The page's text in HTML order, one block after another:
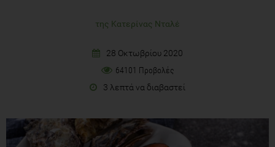
της Κατερίνας Νταλέ
28 Οκτωβρίου 2020
64101 Προβολές
3 λεπτά να διαβαστεί